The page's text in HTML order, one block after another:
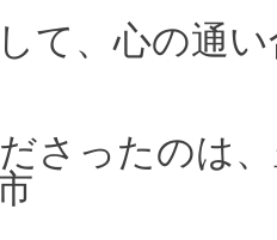
、心の通い
さったのは